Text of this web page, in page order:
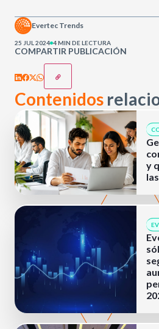
COMPARTIR PUBLICACIÓN
Evertec Trends
25 JUL 2024 4 MIN DE LECTURA
Contenidos
y